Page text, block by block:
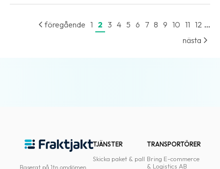
föregående 1 2 3 4 5 6 7 8 9 10 11 12 ...
nästa
Baserat på 1tn omdömen
TJÄNSTER
Skicka paket & pall
TRANSPORTÖRER
Bring E-commerce
& Logistics AB